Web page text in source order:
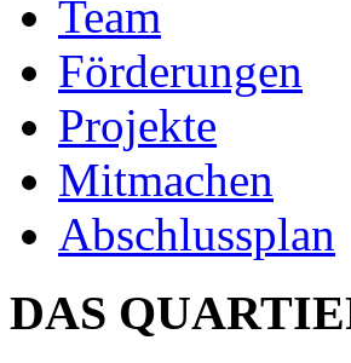
Team
Förderungen
Projekte
Mitmachen
Abschlussplan
DAS